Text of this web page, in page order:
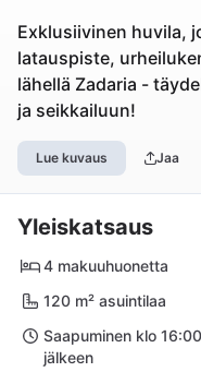
Exklusiivinen huvila,
latauspiste,
lähellä Zadaria -
ja seikkailuun!
Lue kuvaus Jaa
Yleiskatsaus
4 makuuhuonetta
120 m² asuintilaa
Saapuminen klo 16:00
jälkeen